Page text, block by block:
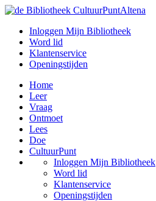
Inloggen Mijn Bibliotheek
Word lid
Klantenservice
Openingstijden
Home
Leer
Vraag
Ontmoet
Lees
Doe
CultuurPunt
Inloggen Mijn Bibliotheek
Word lid
Klantenservice
Openingstijden